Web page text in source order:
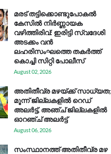
മരട് തട്ടിക്കൊണ്ടുപോകൽ
കേസിൽ നിർണ്ണായക
വഴിത്തിരിവ്: ഇരിട്ടി സ്വദേശി
അടക്കം വൻ
ലഹരിസംഘത്തെ തകർത്ത്
കൊച്ചി സിറ്റി പോലീസ്
August 02, 2026
അതിതീവ്ര മഴയ്ക്ക് സാധ്യത;
മൂന്ന് ജില്ലകളിൽ റെഡ്
അലർട്ട്, അഞ്ച് ജില്ലകളിൽ
ഓറഞ്ച് അലർട്ട്
August 06, 2026
സം​സ്ഥാ​ന​ത്ത് അ​തി​തീ​വ്ര മ​ഴ​